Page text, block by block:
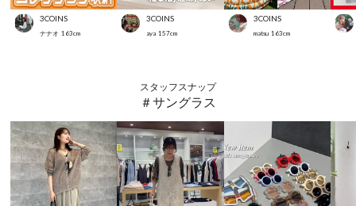
3COINS
ナナオ 163cm
3COINS
aya 157cm
3COINS
matsu 163cm
スタッフスナップ
＃サングラス